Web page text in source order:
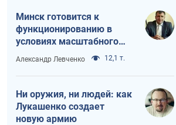
Минск готовится к
функционированию в
условиях масштабного
военного кризиса
Александр Левченко 12,1 т.
Ни оружия, ни людей: как
Лукашенко создает
новую армию